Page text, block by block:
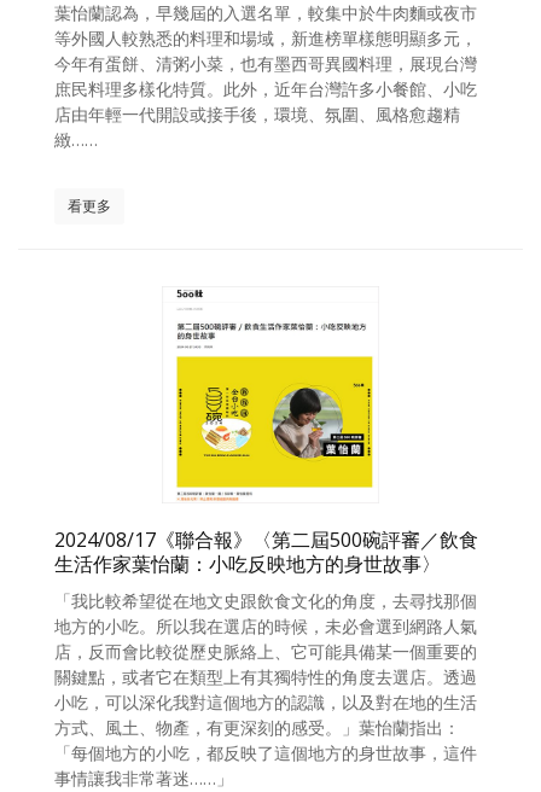
葉怡蘭認為，早幾屆的入選名單，較集中於牛肉麵或夜市
等外國人較熟悉的料理和場域，新進榜單樣態明顯多元，
今年有蛋餅、清粥小菜，也有墨西哥異國料理，展現台灣
庶民料理多樣化特質。此外，近年台灣許多小餐館、小吃
店由年輕一代開設或接手後，環境、氛圍、風格愈趨精
緻……
看更多
2024/08/17《聯合報》〈第二屆500碗評審／飲食
生活作家葉怡蘭：小吃反映地方的身世故事〉
「我比較希望從在地文史跟飲食文化的角度，去尋找那個
地方的小吃。所以我在選店的時候，未必會選到網路人氣
店，反而會比較從歷史脈絡上、它可能具備某一個重要的
關鍵點，或者它在類型上有其獨特性的角度去選店。透過
小吃，可以深化我對這個地方的認識，以及對在地的生活
方式、風土、物產，有更深刻的感受。」葉怡蘭指出：
「每個地方的小吃，都反映了這個地方的身世故事，這件
事情讓我非常著迷……」